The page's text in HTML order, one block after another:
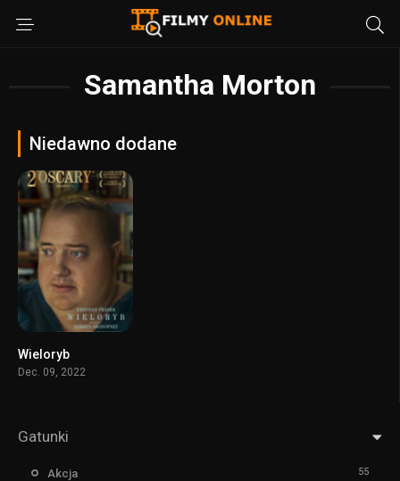
Samantha Morton
Niedawno dodane
Wieloryb
Dec. 09, 2022
Gatunki
Akcja 55